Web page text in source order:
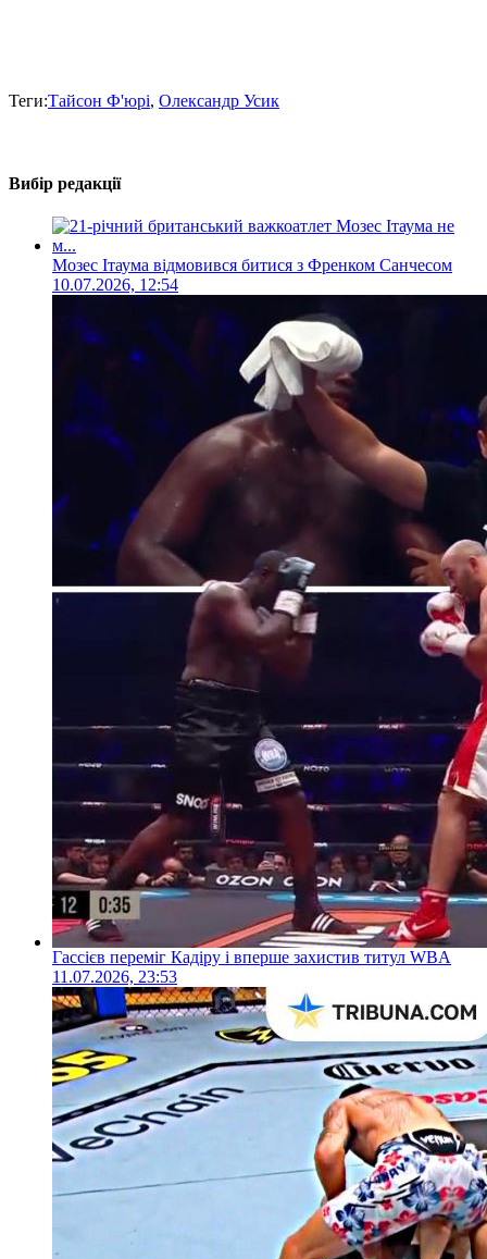
Теги:Тайсон Ф'юрі, Олександр Усик
Вибір редакції
Мозес Ітаума відмовився битися з Френком Санчесом
10.07.2026, 12:54
Гассієв переміг Кадіру і вперше захистив титул WBA
11.07.2026, 23:53